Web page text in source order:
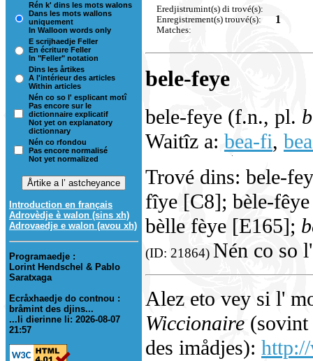
Rén k' dins les mots walons
Dans les mots wallons
uniquement
In Walloon words only
E scrijhaedje Feller
En écriture Feller
In "Feller" notation
Dins les årtikes
A l'intérieur des articles
Within articles
Nén co so l' esplicant motî
Pas encore sur le
dictionnaire explicatif
Not yet on explanatory
dictionnary
Nén co rfondou
Pas encore normalisé
Not yet normalized
Introduction en français
Adrovèdje è walon (sins xh)
Adrovaedje e walon (avou xh)
Programaedje :
Lorint Hendschel & Pablo
Saratxaga
Ecråxhaedje do contnou :
bråmint des djins...
...li dierinne li: 2026-08-07
21:57
Eredjistrumint(s) di trové(s):
Enregistrement(s) trouvé(s):
Matches:
1
bele-feye
bele-feye (f.n., pl.
Waitîz a: bea-fi,
Trové dins: bele-
fîye [C8]; bèle-
bèlle fèye [E165];
(ID: 21864) Nén co so
Alez eto vey si l'
Wiccionaire (sovint
des imådjes):